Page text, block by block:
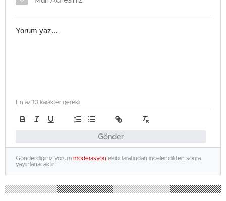
Gönder
En az 10 karakter gerekli
Gönderdiğiniz yorum moderasyon ekibi tarafından incelendikten sonra
yayınlanacaktır.